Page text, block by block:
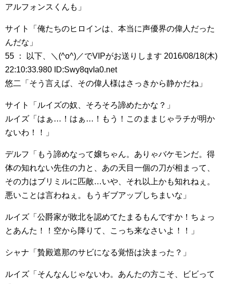
アルフォンスくんも」
サイト「俺たちのヒロインは、本当に声優界の偉人だった
んだな」
55 ： 以下、＼(^o^)／でVIPがお送りします 2016/08/18(木)
22:10:33.980 ID:Swy8qvIa0.net
悠二「そう言えば、その偉人様はさっきから静かだね」
サイト「ルイズの奴、そろそろ諦めたかな？」
ルイズ「はぁ…！はぁ…！もう！このままじゃラチが明か
ないわ！！」
デルフ「もう諦めなって嬢ちゃん。ありゃバケモンだ。得
体の知れない先住の力と、あの天目一個の刀が相まって、
その力はブリミルに匹敵…いや、それ以上かも知れねぇ。
悪いことは言わねぇ。もうギブアップしちまいな」
ルイズ「公爵家が敗北を認めてたまるもんですか！ちょっ
とあんた！！空から降りて、こっち来なさいよ！！」
シャナ「贄殿遮那のサビになる覚悟は決まった？」
ルイズ「そんなんじゃないわ。あんたの方こそ、ビビって